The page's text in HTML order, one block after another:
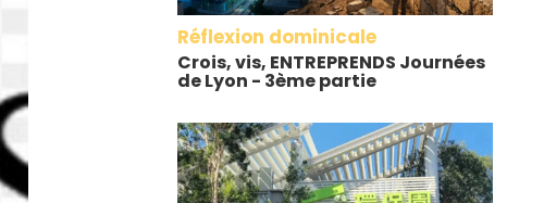
Réflexion dominicale
Crois, vis, ENTREPRENDS Journées
de Lyon - 3ème partie